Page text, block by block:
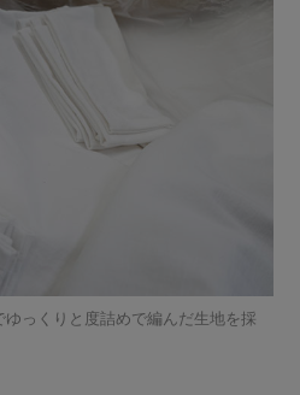
っくりと度詰めで編んだ生地を採